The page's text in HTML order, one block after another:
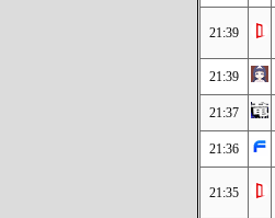
21:39
21:39
21:37
21:36
21:35